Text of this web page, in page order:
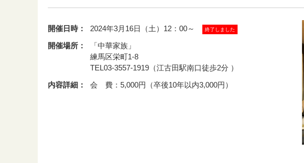
開催日時： 2024年3月16日（土）12：00～ 終了しました
開催場所：
「中華家族」
練馬区栄町1-8
TEL03-3557-1919（江古田駅南口徒歩2分 ）
内容詳細：
会 費：5,000円（卒後10年以内3,000円）